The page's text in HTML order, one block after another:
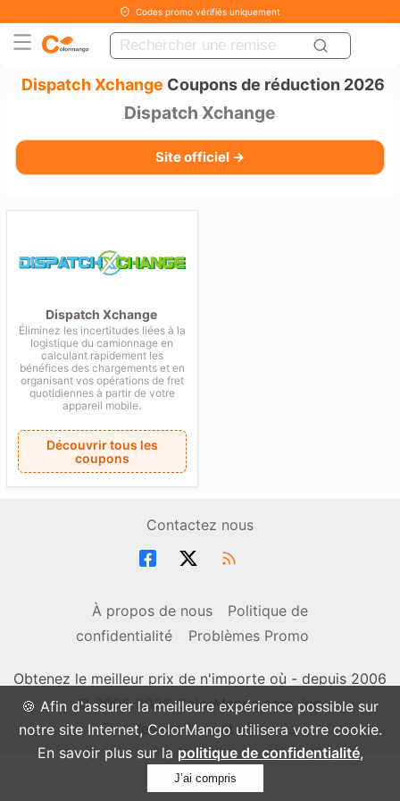
🍪 Afin d'assurer la meilleure expérience possible sur
notre site Internet, ColorMango utilisera votre cookie.
En savoir plus sur la politique de confidentialité,
J’ai compris
Codes promo vérifiés uniquement
Dispatch Xchange Coupons de réduction 2026
Dispatch Xchange
Site officiel →
Dispatch Xchange
Éliminez les incertitudes liées à la
logistique du camionnage en
calculant rapidement les
bénéfices des chargements et en
organisant vos opérations de fret
quotidiennes à partir de votre
appareil mobile.
Découvrir tous les
coupons
Contactez nous
À propos de nous
Politique de
confidentialité
Problèmes Promo
Obtenez le meilleur prix de n'importe où - depuis 2006
© 2006-2026 ColorMango.com, Inc.
Tous les droits sont réservés.